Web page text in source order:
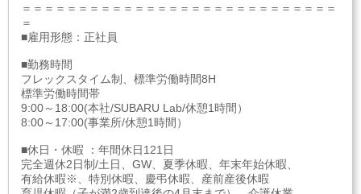
＝＝＝＝＝＝＝＝＝＝＝＝＝＝＝＝＝＝＝＝＝＝＝＝＝＝＝＝
＝
■雇用形態：正社員
■勤務時間
フレックスタイム制、標準労働時間8H
標準労働時間帯
9:00～18:00(本社/SUBARU Lab/休憩1時間）
8:00～17:00(事業所/休憩1時間）
■休日・休暇 ：年間休日121日
完全週休2日制/土日、GW、夏季休暇、年末年始休暇、
有給休暇※、特別休暇、慶弔休暇、産前産後休暇